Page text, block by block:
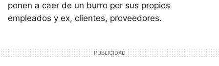
ponen a caer de un burro por sus propios
empleados y ex, clientes, proveedores.